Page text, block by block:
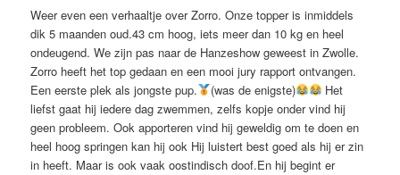
Weer even een verhaaltje over Zorro. Onze topper is inmiddels
dik 5 maanden oud.43 cm hoog, iets meer dan 10 kg en heel
ondeugend. We zijn pas naar de Hanzeshow geweest in Zwolle.
Zorro heeft het top gedaan en een mooi jury rapport ontvangen.
Een eerste plek als jongste pup.
(was de enigste)
Het
liefst gaat hij iedere dag zwemmen, zelfs kopje onder vind hij
geen probleem. Ook apporteren vind hij geweldig om te doen en
heel hoog springen kan hij ook Hij luistert best goed als hij er zin
in heeft. Maar is ook vaak oostindisch doof.En hij begint er